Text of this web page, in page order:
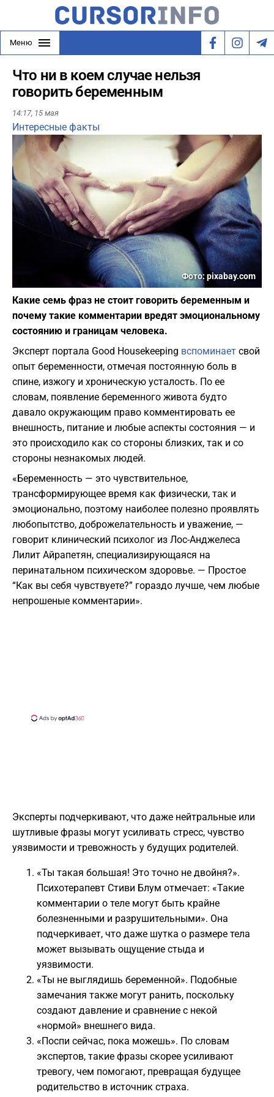
Меню
Что ни в коем случае нельзя
говорить беременным
14:17, 15 мая
Интересные факты
Фото: pixabay.com
Какие семь фраз не стоит говорить беременным и
почему такие комментарии вредят эмоциональному
состоянию и границам человека.
Эксперт портала Good Housekeeping вспоминает свой
опыт беременности, отмечая постоянную боль в
спине, изжогу и хроническую усталость. По ее
словам, появление беременного живота будто
давало окружающим право комментировать ее
внешность, питание и любые аспекты состояния — и
это происходило как со стороны близких, так и со
стороны незнакомых людей.
«Беременность — это чувствительное,
трансформирующее время как физически, так и
эмоционально, поэтому наиболее полезно проявлять
любопытство, доброжелательность и уважение, —
говорит клинический психолог из Лос-Анджелеса
Лилит Айрапетян, специализирующаяся на
перинатальном психическом здоровье. — Простое
“Как вы себя чувствуете?” гораздо лучше, чем любые
непрошеные комментарии».
Эксперты подчеркивают, что даже нейтральные или
шутливые фразы могут усиливать стресс, чувство
уязвимости и тревожность у будущих родителей.
«Ты такая большая! Это точно не двойня?».
Психотерапевт Стиви Блум отмечает: «Такие
комментарии о теле могут быть крайне
болезненными и разрушительными». Она
подчеркивает, что даже шутка о размере тела
может вызывать ощущение стыда и
уязвимости.
«Ты не выглядишь беременной». Подобные
замечания также могут ранить, поскольку
создают давление и сравнение с некой
«нормой» внешнего вида.
«Поспи сейчас, пока можешь». По словам
экспертов, такие фразы скорее усиливают
тревогу, чем помогают, превращая будущее
родительство в источник страха.